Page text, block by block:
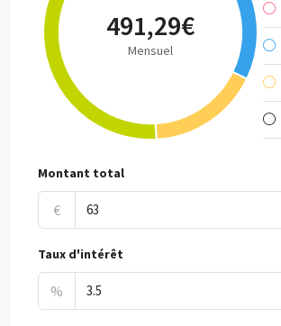
491,29€
Mensuel
Montant total
€
Taux d'intérêt
%